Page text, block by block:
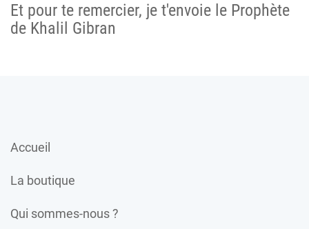
Et pour te remercier, je t'envoie le Prophète
de Khalil Gibran
Accueil
La boutique
Qui sommes-nous ?